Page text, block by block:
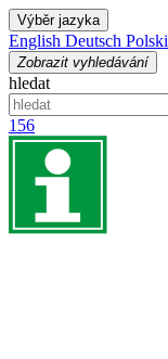
Výběr jazyka
English Deutsch Polski
Zobrazit vyhledávání
hledat
156